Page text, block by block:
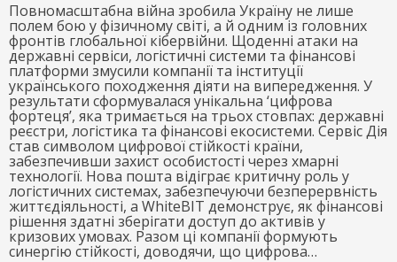
Повномасштабна війна зробила Україну не лише
полем бою у фізичному світі, а й одним із головних
фронтів глобальної кібервійни. Щоденні атаки на
державні сервіси, логістичні системи та фінансові
платформи змусили компанії та інституції
українського походження діяти на випередження. У
результати сформувалася унікальна ‘цифрова
фортеця’, яка тримається на трьох стовпах: державні
реєстри, логістика та фінансові екосистеми. Сервіс Дія
став символом цифрової стійкості країни,
забезпечивши захист особистості через хмарні
технології. Нова пошта відіграє критичну роль у
логістичних системах, забезпечуючи безперервність
життєдіяльності, а WhiteBIT демонструє, як фінансові
рішення здатні зберігати доступ до активів у
кризових умовах. Разом ці компанії формують
синергію стійкості, доводячи, що цифрова…